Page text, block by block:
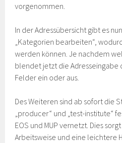
vorgenommen.
In der Adressübersicht gibt es
„Kategorien bearbeiten“,
werden können. Je nachdem
blendet jetzt die Adresseingabe
Felder ein oder aus.
Des Weiteren sind ab sofort die
„producer“ und „test-institute“
EOS und MUP vernetzt. Dies
Arbeitsweise und eine leichtere